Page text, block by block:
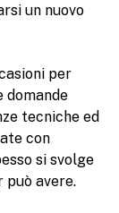
un nuovo
per
domande
tecniche ed
con
si svolge
avere.